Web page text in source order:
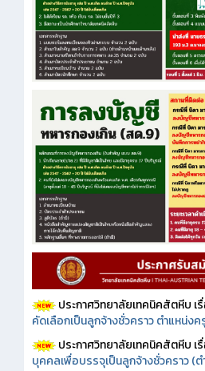
ประกาศวิทยาลัยเทคนิคสัตหีบ เ
คัดเลือกเป็นลูกจ้างชั่วคราว ตำแหน่ง
ประกาศวิทยาลัยเทคนิคสัตหีบ เ
บุคคลเพื่อบรรจุเป็นลูกจ้างชั่วคราว (